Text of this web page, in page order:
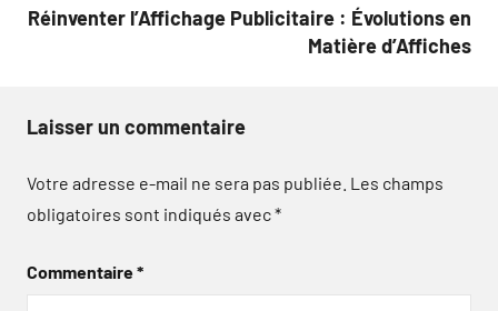
Réinventer l’Affichage Publicitaire : Évolutions en
Matière d’Affiches
Laisser un commentaire
Votre adresse e-mail ne sera pas publiée. Les champs
obligatoires sont indiqués avec*
Commentaire*